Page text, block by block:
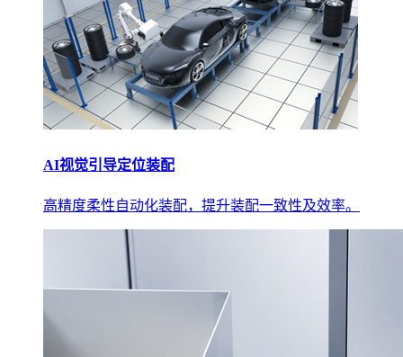
AI视觉引导定位装配
高精度柔性自动化装配，提升装配一致性及效率。